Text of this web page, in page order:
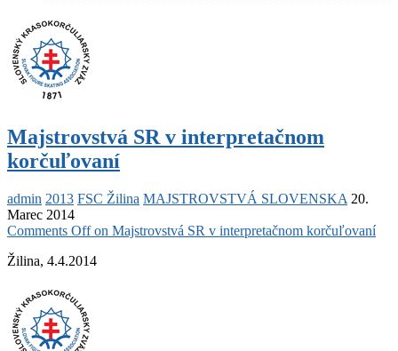
Majstrovstvá SR v interpretačnom
korčuľovaní
admin 2013 FSC Žilina MAJSTROVSTVÁ SLOVENSKA 20.
Marec 2014
Comments Offon Majstrovstvá SR v interpretačnom korčuľovaní
Žilina, 4.4.2014